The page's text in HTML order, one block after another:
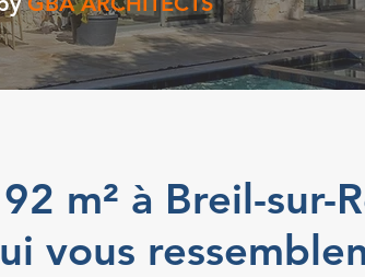
m² à Breil-sur-
vous